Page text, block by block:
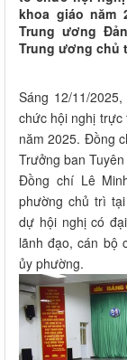
khoa giáo năm
Trung ương
Trung ương chủ
Sáng 12/11/
chức hội nghị trực
năm 2025. Đồng
Trưởng ban
Đồng chí Lê
phường chủ trì
dự hội nghị có
lãnh đạo, cán bộ
ủy phường.